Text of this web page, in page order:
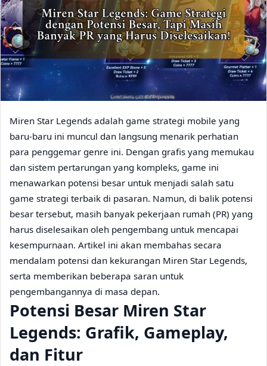
Miren Star Legends adalah game strategi mobile yang
baru-baru ini muncul dan langsung menarik perhatian
para penggemar genre ini. Dengan grafis yang memukau
dan sistem pertarungan yang kompleks, game ini
menawarkan potensi besar untuk menjadi salah satu
game strategi terbaik di pasaran. Namun, di balik potensi
besar tersebut, masih banyak pekerjaan rumah (PR) yang
harus diselesaikan oleh pengembang untuk mencapai
kesempurnaan. Artikel ini akan membahas secara
mendalam potensi dan kekurangan Miren Star Legends,
serta memberikan beberapa saran untuk
pengembangannya di masa depan.
Potensi Besar Miren Star
Legends: Grafik, Gameplay,
dan Fitur